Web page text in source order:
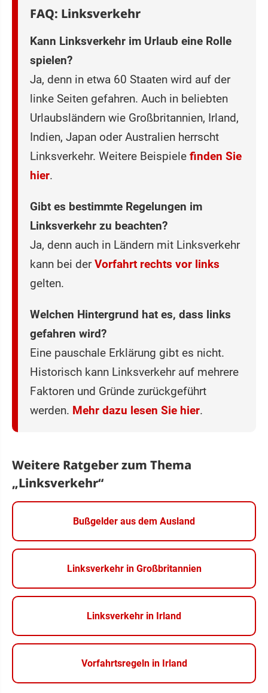
FAQ: Linksverkehr
Kann Linksverkehr im Urlaub eine Rolle
spielen?
Ja, denn in etwa 60 Staaten wird auf der
linke Seiten gefahren. Auch in beliebten
Urlaubsländern wie Großbritannien, Irland,
Indien, Japan oder Australien herrscht
Linksverkehr. Weitere Beispiele finden Sie
hier.
Gibt es bestimmte Regelungen im
Linksverkehr zu beachten?
Ja, denn auch in Ländern mit Linksverkehr
kann bei derVorfahrt rechts vor links
gelten.
Welchen Hintergrund hat es, dass links
gefahren wird?
Eine pauschale Erklärung gibt es nicht.
Historisch kann Linksverkehr auf mehrere
Faktoren und Gründe zurückgeführt
werden. Mehr dazu lesen Sie hier.
Weitere Ratgeber zum Thema
„Linksverkehr“
Bußgelder aus dem Ausland
Linksverkehr in Großbritannien
Linksverkehr in Irland
Vorfahrtsregeln in Irland